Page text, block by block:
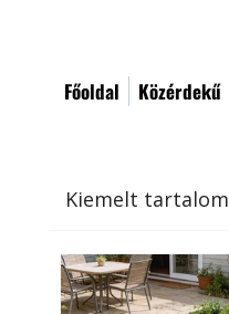
Főoldal Közérdekű
Kiemelt tartalom